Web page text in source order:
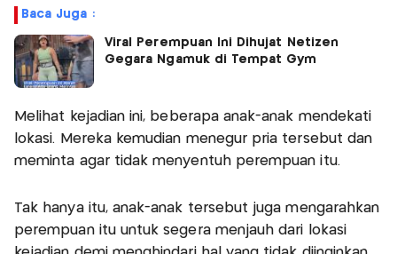
Baca Juga :
Viral Perempuan Ini Dihujat Netizen
Gegara Ngamuk di Tempat Gym
Melihat kejadian ini, beberapa anak-anak mendekati
lokasi. Mereka kemudian menegur pria tersebut dan
meminta agar tidak menyentuh perempuan itu.
Tak hanya itu, anak-anak tersebut juga mengarahkan
perempuan itu untuk segera menjauh dari lokasi